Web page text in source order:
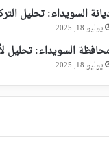
السويداء: تحليل
يوليو 18, 2025
السويداء: تحليل
يوليو 18, 2025